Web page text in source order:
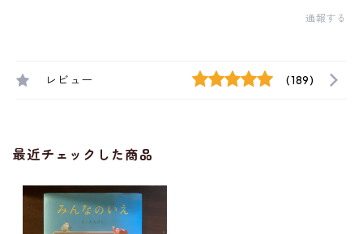
通報する
レビュー (189)
最近チェックした商品